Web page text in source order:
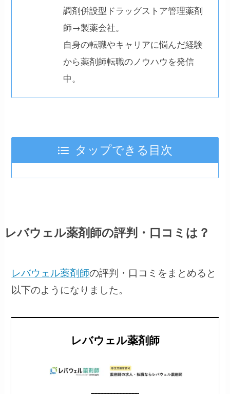
調剤併設型ドラッグストア管理薬剤
師→製薬会社。
自身の転職やキャリアに悩んだ経験
から薬剤師転職のノウハウを発信
中。
タップできる目次
レバウェル薬剤師の評判・口コミは？
レバウェル薬剤師の評判・口コミをまとめると
以下のようになりました。
レバウェル薬剤師